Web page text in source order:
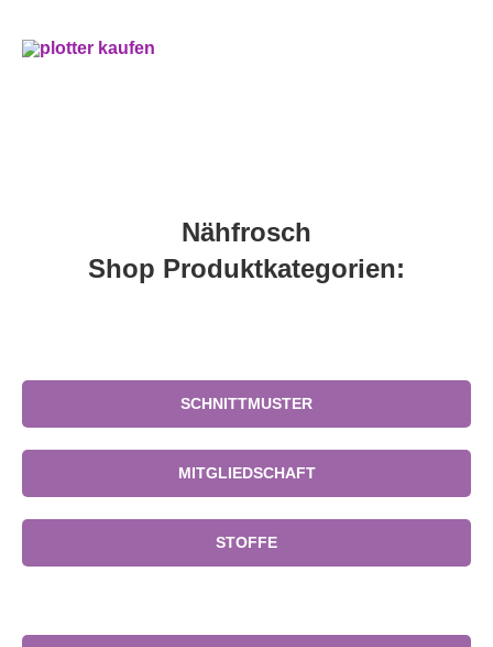
Nähfrosch
Shop Produktkategorien:
SCHNITTMUSTER
MITGLIEDSCHAFT
STOFFE